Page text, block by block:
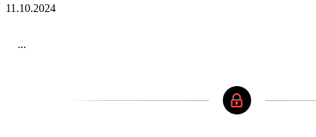
11.10.2024
...